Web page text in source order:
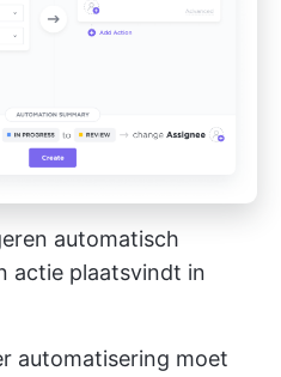
automatisch
actie plaatsvindt in
automatisering moet